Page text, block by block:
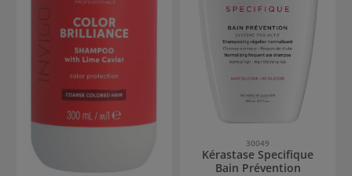
30049
Kérastase Specifique
Bain Prévention